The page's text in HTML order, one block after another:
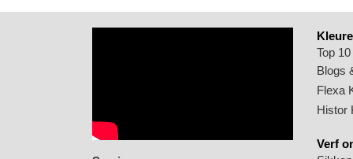
Top
Blogs
Flexa
Histor
Verf